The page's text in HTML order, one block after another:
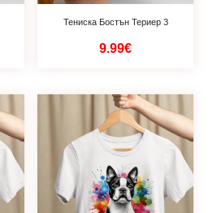
Тениска Бостън Териер 3
9.99€